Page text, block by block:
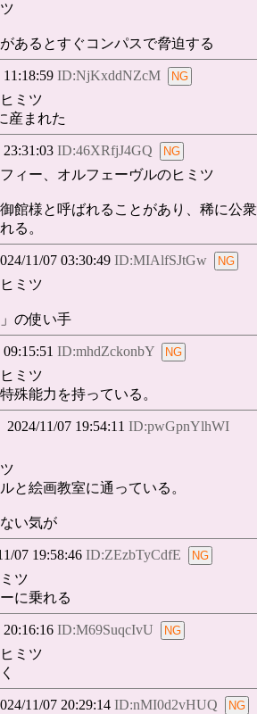
あるとすぐコンパスで脅迫する
ID:NjKxddNZcM
ミツ
産まれた
ID:46XRfjJ4GQ
ィー、オルフェーヴルのヒミツ
館様と呼ばれることがあり、稀に公衆
る。
11/07 03:30:49 ID:MIAlfSJtGw
ミツ
の使い手
ID:mhdZckonbY
ミツ
殊能力を持っている。
2024/11/07 19:54:11 ID:pwGpnYlhWI
と絵画教室に通っている。
い気が
07 19:58:46 ID:ZEzbTyCdfE
ツ
に乗れる
ID:M69SuqcIvU
ミツ
11/07 20:29:14 ID:nMI0d2vHUQ